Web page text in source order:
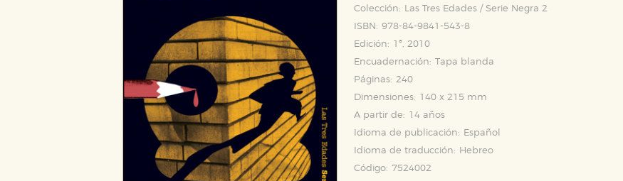
Colección:
Las Tres Edades / Serie Negra 2
ISBN: 978-84-9841-543-8
Edición: 1ª, 2010
Encuadernación: Tapa blanda
Páginas: 240
Dimensiones: 140 x 215 mm
A partir de: 14 años
Idioma de publicación:
Español
Idioma de traducción:
Hebreo
Código: 7524002